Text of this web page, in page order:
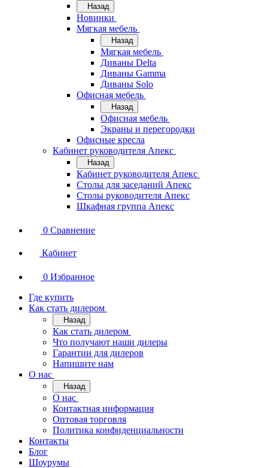
Назад
Новинки
Мягкая мебель
Назад
Мягкая мебель
Диваны Delta
Диваны Gamma
Диваны Solo
Офисная мебель
Назад
Офисная мебель
Экраны и перегородки
Офисные кресла
Кабинет руководителя Апекс
Назад
Кабинет руководителя Апекс
Столы для заседаний Апекс
Столы руководителя Апекс
Шкафная группа Апекс
0 Сравнение
Кабинет
0 Избранное
Где купить
Как стать дилером
Назад
Как стать дилером
Что получают наши дилеры
Гарантии для дилеров
Напишите нам
О нас
Назад
О нас
Контактная информация
Оптовая торговля
Политика конфиденциальности
Контакты
Блог
Шоурумы